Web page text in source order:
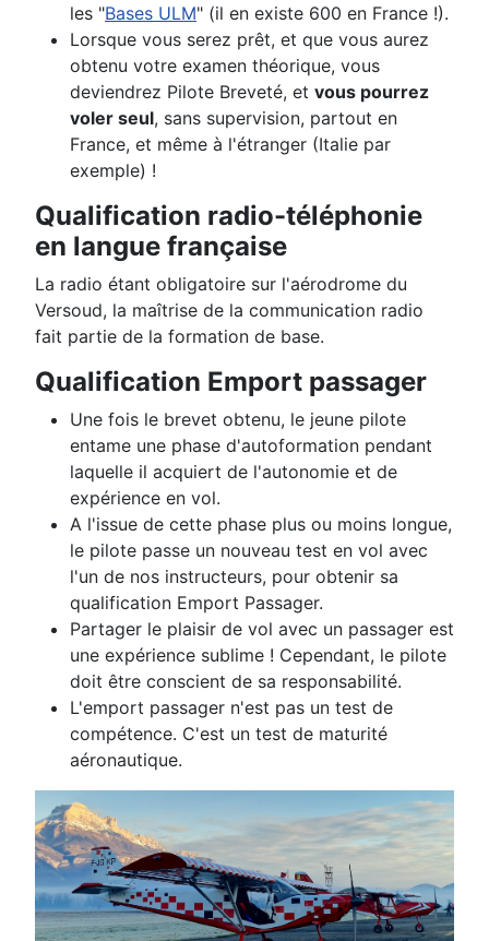
les "Bases ULM" (il en existe 600 en France !).
Lorsque vous serez prêt, et que vous aurez
obtenu votre examen théorique, vous
deviendrez Pilote Breveté, et vous pourrez
voler seul, sans supervision, partout en
France, et même à l'étranger (Italie par
exemple) !
Qualification radio-téléphonie
en langue française
La radio étant obligatoire sur l'aérodrome du
Versoud, la maîtrise de la communication radio
fait partie de la formation de base.
Qualification Emport passager
Une fois le brevet obtenu, le jeune pilote
entame une phase d'autoformation pendant
laquelle il acquiert de l'autonomie et de
expérience en vol.
A l'issue de cette phase plus ou moins longue,
le pilote passe un nouveau test en vol avec
l'un de nos instructeurs, pour obtenir sa
qualification Emport Passager.
Partager le plaisir de vol avec un passager est
une expérience sublime ! Cependant, le pilote
doit être conscient de sa responsabilité.
L'emport passager n'est pas un test de
compétence. C'est un test de maturité
aéronautique.